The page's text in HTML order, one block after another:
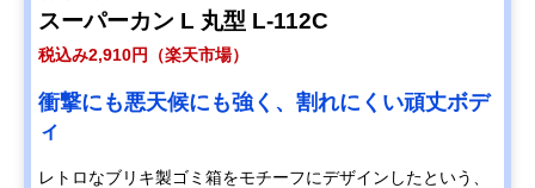
スーパーカン L 丸型 L-112C
税込み2,910円（楽天市場）
衝撃にも悪天候にも強く、割れにくい頑丈ボデ
ィ
レトロなブリキ製ゴミ箱をモチーフにデザインしたという、